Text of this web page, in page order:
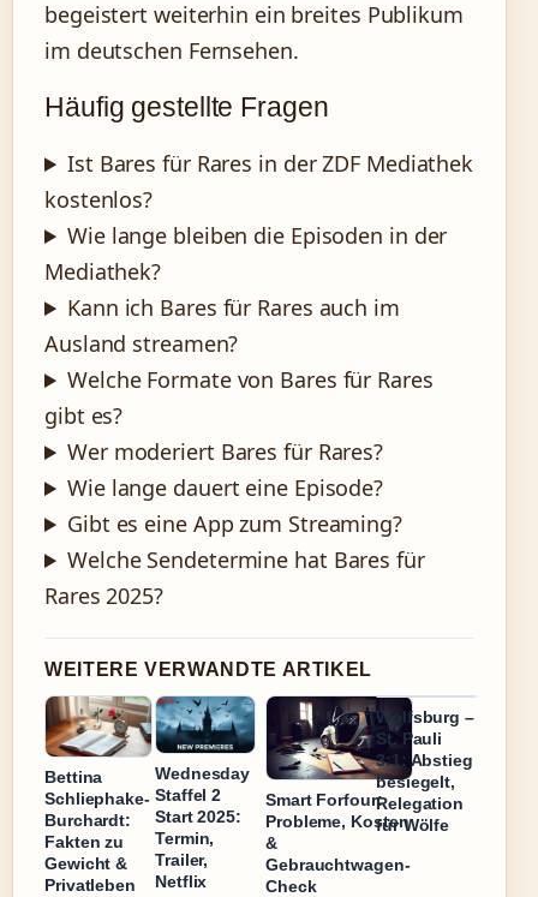
begeistert weiterhin ein breites Publikum
im deutschen Fernsehen.
Häufig gestellte Fragen
Ist Bares für Rares in der ZDF Mediathek
kostenlos?
Wie lange bleiben die Episoden in der
Mediathek?
Kann ich Bares für Rares auch im
Ausland streamen?
Welche Formate von Bares für Rares
gibt es?
Wer moderiert Bares für Rares?
Wie lange dauert eine Episode?
Gibt es eine App zum Streaming?
Welche Sendetermine hat Bares für
Rares 2025?
WEITERE VERWANDTE ARTIKEL
Bettina
Schliephake-
Burchardt:
Fakten zu
Gewicht &
Privatleben
Wednesday
Staffel 2
Start 2025:
Termin,
Trailer,
Netflix
Smart Forfour:
Probleme, Kosten
&
Gebrauchtwagen-
Check
Wolfsburg –
St. Pauli
3:1: Abstieg
besiegelt,
Relegation
für Wölfe